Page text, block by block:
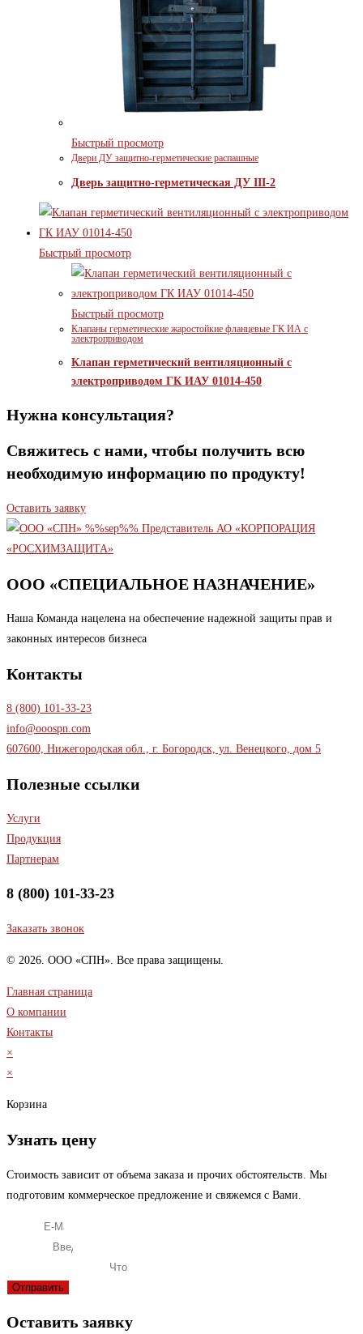
Быстрый просмотр
Двери ДУ защитно-герметические распашные
Дверь защитно-герметическая ДУ III-2
Быстрый просмотр
Быстрый просмотр
Клапаны герметические жаростойкие фланцевые ГК ИА с
электроприводом
Клапан герметический вентиляционный с
электроприводом ГК ИАУ 01014-450
Нужна консультация?
Свяжитесь с нами, чтобы получить всю
необходимую информацию по продукту!
Оставить заявку
ООО «СПЕЦИАЛЬНОЕ НАЗНАЧЕНИЕ»
Наша Команда нацелена на обеспечение надежной защиты прав и
законных интересов бизнеса
Контакты
8 (800) 101-33-23
info@ooospn.com
607600, Нижегородская обл., г. Богородск, ул. Венецкого, дом 5
Полезные ссылки
Услуги
Продукция
Партнерам
8 (800) 101-33-23
Заказать звонок
© 2026. ООО «СПН». Все права защищены.
Главная страница
О компании
Контакты
×
×
Корзина
Узнать цену
Стоимость зависит от объема заказа и прочих обстоятельств. Мы
подготовим коммерческое предложение и свяжемся с Вами.
Отправить
Оставить заявку